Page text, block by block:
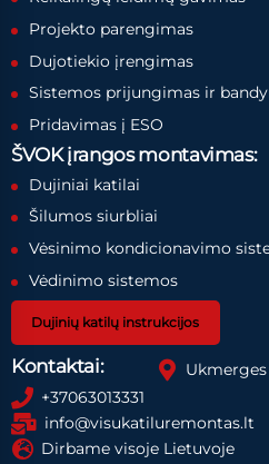
Projekto parengimas
Dujotiekio įrengimas
Sistemos prijungimas ir
Pridavimas į ESO
ŠVOK įrangos montavimas:
Dujiniai katilai
Šilumos siurbliai
Vėsinimo kondicionavimo
Vėdinimo sistemos
Dujinių katilų instrukcijos
Kontaktai:
Ukmerges
+37063013331
info@visukatiluremontas.lt
Dirbame visoje Lietuvoje